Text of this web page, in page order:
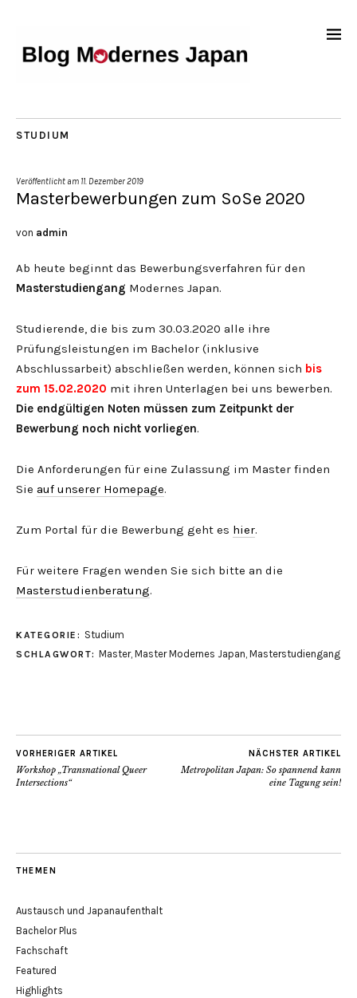
STUDIUM
Veröffentlicht am 11. Dezember 2019
Masterbewerbungen zum SoSe 2020
von admin
Ab heute beginnt das Bewerbungsverfahren für den
Masterstudiengang Modernes Japan.
Studierende, die bis zum 30.03.2020 alle ihre
Prüfungsleistungen im Bachelor (inklusive
Abschlussarbeit) abschließen werden, können sich bis
zum 15.02.2020 mit ihren Unterlagen bei uns bewerben.
Die endgültigen Noten müssen zum Zeitpunkt der
Bewerbung noch nicht vorliegen.
Die Anforderungen für eine Zulassung im Master finden
Sie auf unserer Homepage.
Zum Portal für die Bewerbung geht es hier.
Für weitere Fragen wenden Sie sich bitte an die
Masterstudienberatung.
KATEGORIE: Studium
SCHLAGWORT: Master, Master Modernes Japan, Masterstudiengang
VORHERIGER ARTIKEL
Workshop „Transnational Queer
Intersections“
NÄCHSTER ARTIKEL
Metropolitan Japan: So spannend kann
eine Tagung sein!
THEMEN
Austausch und Japanaufenthalt
Bachelor Plus
Fachschaft
Featured
Highlights